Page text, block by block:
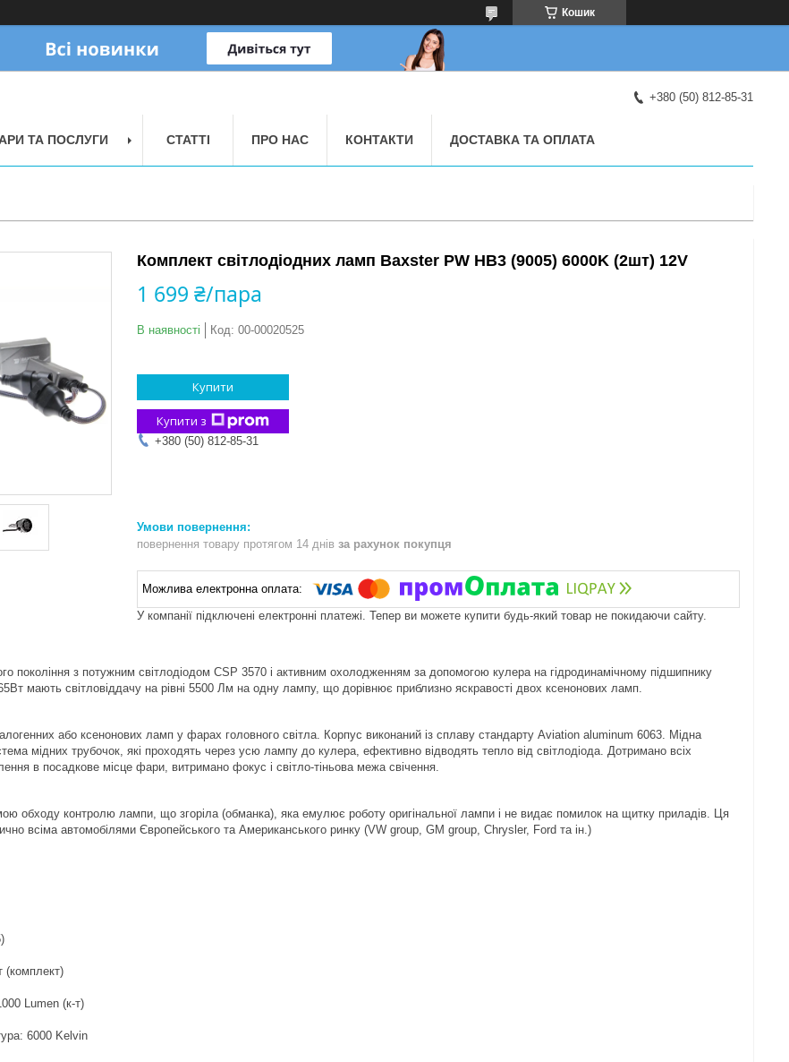
Кошик
+380 (50) 812-85-31
ТА ПОСЛУГИ СТАТТІ ПРО НАС КОНТАКТИ ДОСТАВКА ТА ОПЛАТА
Комплект світлодіодних ламп Baxster PW HB3 (9005) 6000K (2шт) 12V
1 699 ₴/пара
В наявності Код: 00-00020525
Купити
Купити з
+380 (50) 812-85-31
повернення товару протягом 14 днів за рахунок покупця
У компанії підключені електронні платежі. Тепер ви можете купити будь-який товар не покидаючи сайту.
покоління з потужним світлодіодом CSP 3570 і активним охолодженням за допомогою кулера на гідродинамічному підшипнику
мають світловіддачу на рівні 5500 Лм на одну лампу, що дорівнює приблизно яскравості двох ксенонових ламп.
або ксенонових ламп у фарах головного світла. Корпус виконаний із сплаву стандарту Aviation aluminum 6063. Мідна
мідних трубочок, які проходять через усю лампу до кулера, ефективно відводять тепло від світлодіода. Дотримано всіх
в посадкове місце фари, витримано фокус і світло-тіньова межа свічення.
обходу контролю лампи, що згоріла (обманка), яка емулює роботу оригінальної лампи і не видає помилок на щитку приладів. Ця
всіма автомобілями Європейського та Американського ринку (VW group, GM group, Chrysler, Ford та ін.)
(комплект)
Lumen (к-т)
6000 Kelvin